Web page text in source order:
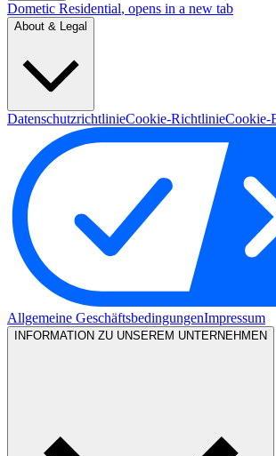
Dometic Residential, opens in a new tab
About & Legal
DatenschutzrichtlinieCookie-RichtlinieCookie-
Allgemeine GeschäftsbedingungenImpressum
INFORMATION ZU UNSEREM UNTERNEHMEN